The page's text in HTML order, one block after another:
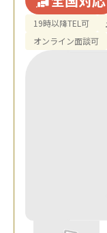
19時以降TEL可
オンライン面談可